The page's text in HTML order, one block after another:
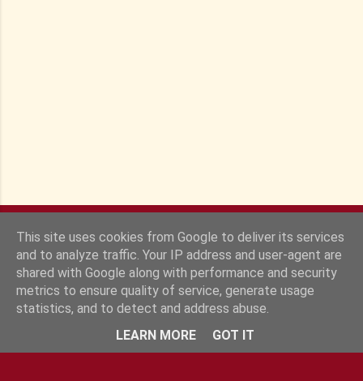
This site uses cookies from Google to deliver its services
and to analyze traffic. Your IP address and user-agent are
shared with Google along with performance and security
metrics to ensure quality of service, generate usage
statistics, and to detect and address abuse.
LEARN MORE
GOT IT